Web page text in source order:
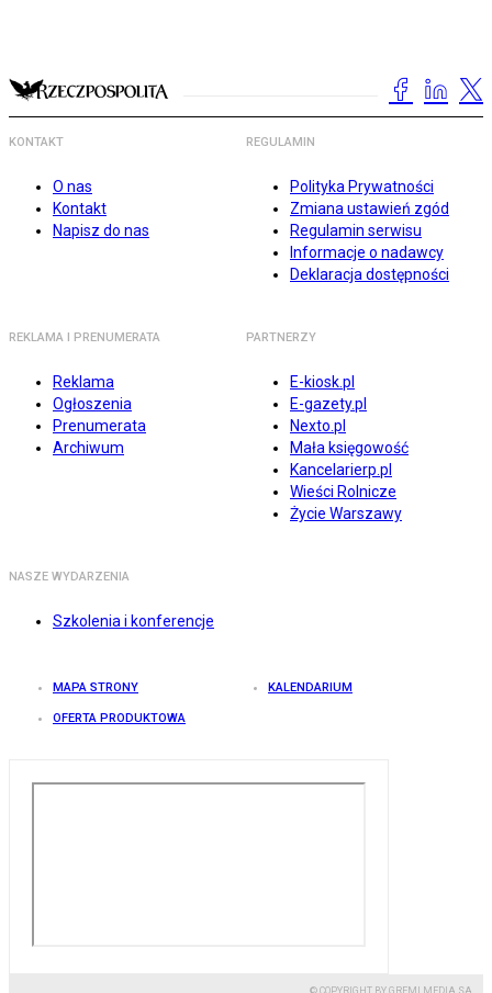
KONTAKT
O nas
Kontakt
Napisz do nas
REGULAMIN
Polityka Prywatności
Zmiana ustawień zgód
Regulamin serwisu
Informacje o nadawcy
Deklaracja dostępności
REKLAMA I PRENUMERATA
Reklama
Ogłoszenia
Prenumerata
Archiwum
PARTNERZY
E-kiosk.pl
E-gazety.pl
Nexto.pl
Mała księgowość
Kancelarierp.pl
Wieści Rolnicze
Życie Warszawy
NASZE WYDARZENIA
Szkolenia i konferencje
MAPA STRONY KALENDARIUM
OFERTA PRODUKTOWA